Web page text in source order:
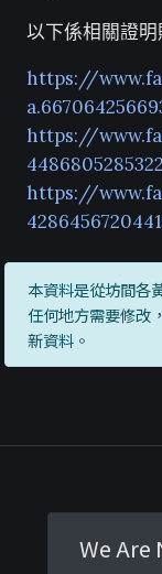
以下係相關證明
https://
https://
https://
本資料是從坊間各
任何地方需要修改
新資料。
We Are